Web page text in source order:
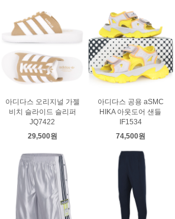
아디다스 오리지널 가젤
비치 슬라이드 슬리퍼
JQ7422
29,500원
아디다스 공용 aSMC
HIKA 아웃도어 샌들
IF1534
74,500원